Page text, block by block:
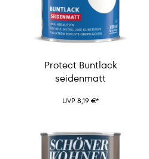
Protect Buntlack
seidenmatt
UVP 8,19 €*